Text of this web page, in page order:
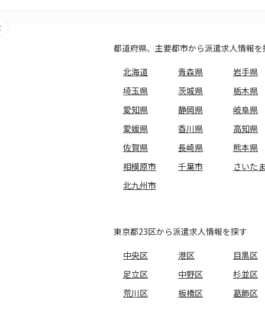
都道府県、主要都市から派遣求人情報を
北海道
青森県 岩手県
埼玉県
茨城県 栃木県
愛知県
静岡県 岐阜県
愛媛県
香川県 高知県
佐賀県
長崎県 熊本県
相模原市
千葉市 さいた
北九州市
東京都23区から派遣求人情報を探す
中央区
港区 目黒区
足立区
中野区 杉並区
荒川区
板橋区 葛飾区